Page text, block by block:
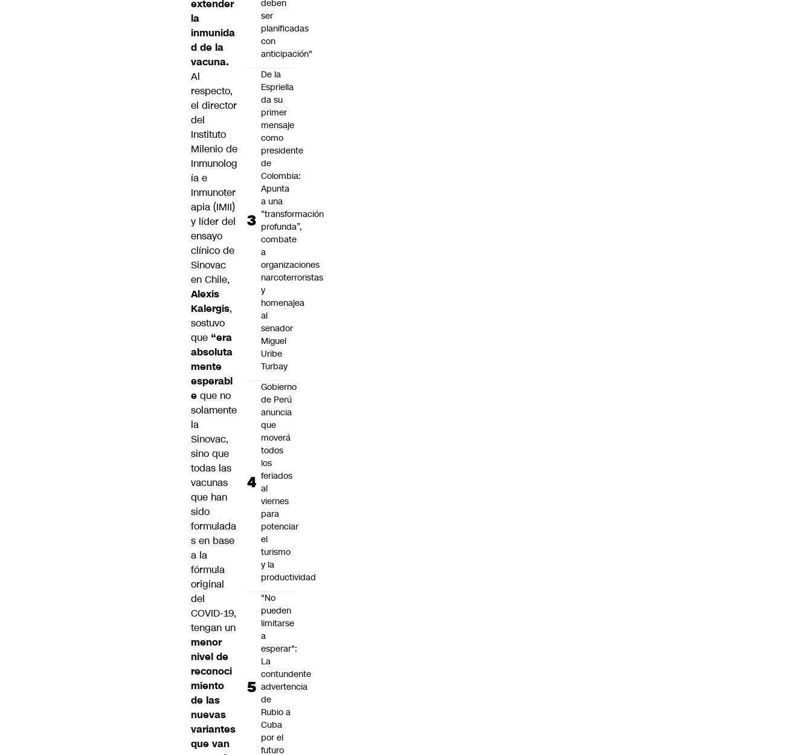
extender
la
inmunida
d de la
vacuna.
Al
respecto,
el director
del
Instituto
Milenio de
Inmunolog
ía e
Inmunoter
apia (IMII)
y líder del
ensayo
clínico de
Sinovac
en Chile,
Alexis
Kalergis,
sostuvo
que “era
absoluta
mente
esperabl
e que no
solamente
la
Sinovac,
sino que
todas las
vacunas
que han
sido
formulada
s en base
a la
fórmula
original
del
COVID-19,
tengan un
menor
nivel de
reconoci
miento
de las
nuevas
variantes
que van
deben
ser
planificadas
con
anticipación"
De la
Espriella
da su
primer
mensaje
como
presidente
de
Colombia:
Apunta
a una
“transformación
profunda”,
combate
a
organizaciones
narcoterroristas
y
homenajea
al
senador
Miguel
Uribe
Turbay
Gobierno
de Perú
anuncia
que
moverá
todos
los
feriados
al
viernes
para
potenciar
el
turismo
y la
productividad
"No
pueden
limitarse
a
esperar":
La
contundente
advertencia
de
Rubio a
Cuba
por el
futuro